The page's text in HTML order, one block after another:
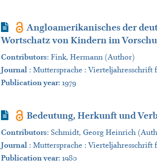
Journal Article
Angloamerikanisches der
Wortschatz von Kindern im
Contributors: Fink, Hermann (Author)
Journal: Muttersprache : Vierteljahresschrift
Publication year: 1979
Journal Article
Bedeutung, Herkunft und
Contributors: Schmidt, Georg Heinrich
Journal: Muttersprache : Vierteljahresschrift
Publication year: 1980